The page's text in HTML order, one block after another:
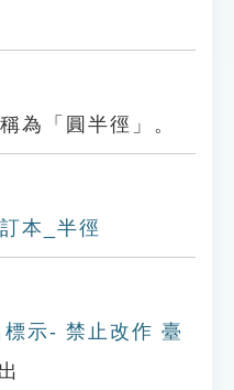
為「圓半徑」。
本_半徑
示- 禁止改作 臺